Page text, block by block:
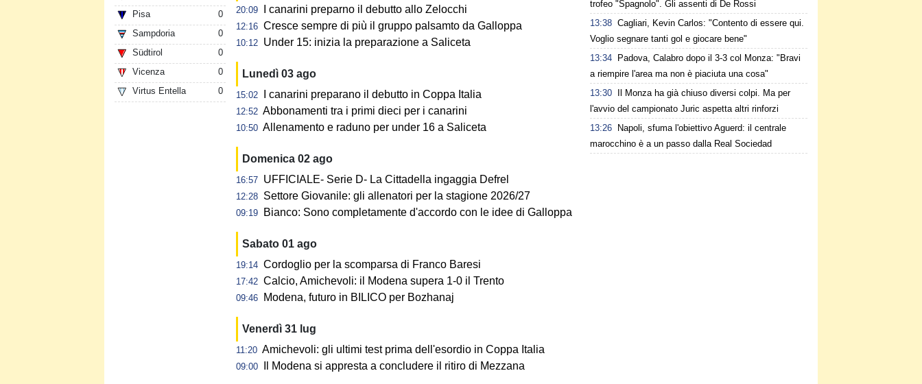
Pisa
0
Sampdoria
0
Südtirol
0
Vicenza
0
Virtus Entella
0
20:09 I canarini preparno il debutto allo Zelocchi
12:16 Cresce sempre di più il gruppo palsamto da Galloppa
10:12 Under 15: inizia la preparazione a Saliceta
Lunedì 03 ago
15:02 I canarini preparano il debutto in Coppa Italia
12:52 Abbonamenti tra i primi dieci per i canarini
10:50 Allenamento e raduno per under 16 a Saliceta
Domenica 02 ago
16:57 UFFICIALE- Serie D- La Cittadella ingaggia Defrel
12:28 Settore Giovanile: gli allenatori per la stagione 2026/27
09:19 Bianco: Sono completamente d'accordo con le idee di Galloppa
Sabato 01 ago
19:14 Cordoglio per la scomparsa di Franco Baresi
17:42 Calcio, Amichevoli: il Modena supera 1-0 il Trento
09:46 Modena, futuro in BILICO per Bozhanaj
Venerdì 31 lug
11:20 Amichevoli: gli ultimi test prima dell'esordio in Coppa Italia
09:00 Il Modena si appresta a concludere il ritiro di Mezzana
trofeo "Spagnolo". Gli assenti di De Rossi
13:38 Cagliari, Kevin Carlos: "Contento di essere qui.
Voglio segnare tanti gol e giocare bene"
13:34
Padova, Calabro dopo il 3-3 col Monza: "Bravi
a riempire l'area ma non è piaciuta una cosa"
13:30
Il Monza ha già chiuso diversi colpi. Ma per
l'avvio del campionato Juric aspetta altri rinforzi
13:26
Napoli, sfuma l'obiettivo Aguerd: il centrale
marocchino è a un passo dalla Real Sociedad